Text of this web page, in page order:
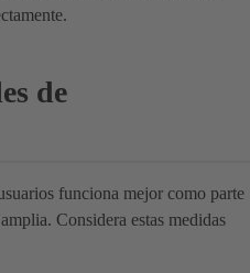
de
funciona mejor como parte
Considera estas medidas